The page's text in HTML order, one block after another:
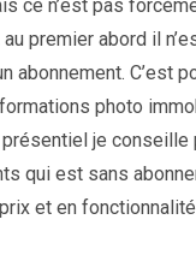
ce n’est pas
premier abord il
abonnement. C’est
photo
je conseille
qui est sans
et en